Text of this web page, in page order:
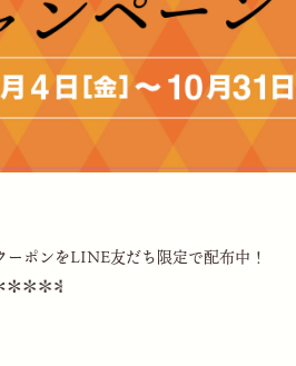
ポンをLINE友だち限定で配布中！